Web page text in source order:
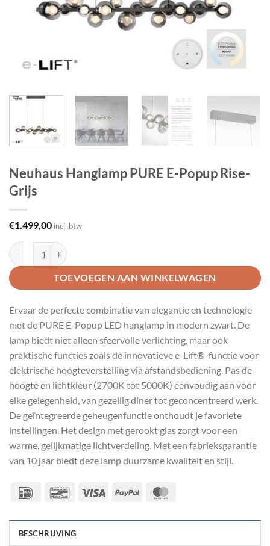
Neuhaus Hanglamp PURE E-Popup Rise-
Grijs
€1.499,00 incl. btw
Neuhaus Hanglamp PURE E-Popup Rise-Grijs aantal
TOEVOEGEN AAN WINKELWAGEN
Ervaar de perfecte combinatie van elegantie en technologie
met de PURE E-Popup LED hanglamp in modern zwart. De
lamp biedt niet alleen sfeervolle verlichting, maar ook
praktische functies zoals de innovatieve e-Lift®-functie voor
elektrische hoogteverstelling via afstandsbediening. Pas de
hoogte en lichtkleur (2700K tot 5000K) eenvoudig aan voor
elke gelegenheid, van gezellig diner tot geconcentreerd werk.
De geïntegreerde geheugenfunctie onthoudt je favoriete
instellingen. Het design met gerookt glas zorgt voor een
warme, gelijkmatige lichtverdeling. Met een fabrieksgarantie
van 10 jaar biedt deze lamp duurzame kwaliteit en stijl.
IDeal Bancontact
Visa PayPal
BESCHRIJVING